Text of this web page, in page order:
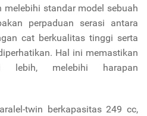
standar model sebuah
perpaduan serasi antara
cat berkualitas tinggi serta
Hal ini memastikan
lebih, melebihi harapan
twin berkapasitas 249 cc,